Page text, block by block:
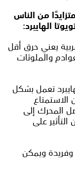
من الناس
الهايبرد:
يعني حرق أقل
والملوثات
تعمل بشكل
الاستمتاع
المحرك إلى
على
وفريدة ويمكن